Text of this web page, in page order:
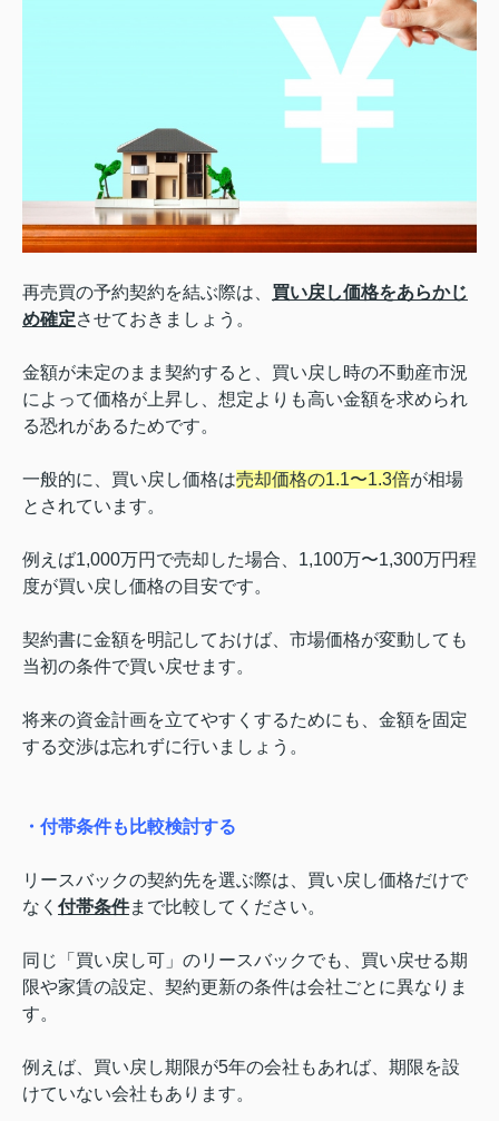
再売買の予約契約を結ぶ際は、 買い戻し価格をあらかじ
め確定させておきましょう。
金額が未定のまま契約すると、買い戻し時の不動産市況
によって価格が上昇し、想定よりも高い金額を求められ
る恐れがあるためです。
一般的に、買い戻し価格は売却価格の1.1〜1.3倍が相場
とされています。
例えば1,000万円で売却した場合、1,100万〜1,300万円程
度が買い戻し価格の目安です。
契約書に金額を明記しておけば、市場価格が変動しても
当初の条件で買い戻せます。
将来の資金計画を立てやすくするためにも、金額を固定
する交渉は忘れずに行いましょう。
・付帯条件も比較検討する
リースバックの契約先を選ぶ際は、買い戻し価格だけで
なく 付帯条件まで比較してください。
同じ「買い戻し可」のリースバックでも、買い戻せる期
限や家賃の設定、契約更新の条件は会社ごとに異なりま
す。
例えば、買い戻し期限が5年の会社もあれば、期限を設
けていない会社もあります。